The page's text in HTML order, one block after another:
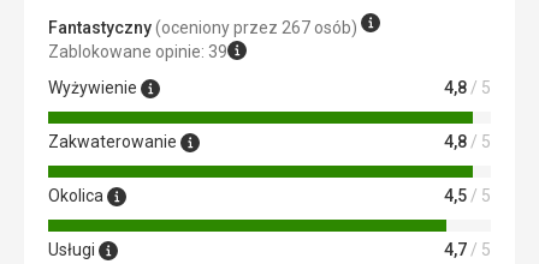
Fantastyczny(oceniony przez 267 osób)
Zablokowane opinie: 39
Wyżywienie
4,8 / 5
Zakwaterowanie 4,8 / 5
Okolica 4,5 / 5
Usługi 4,7 / 5